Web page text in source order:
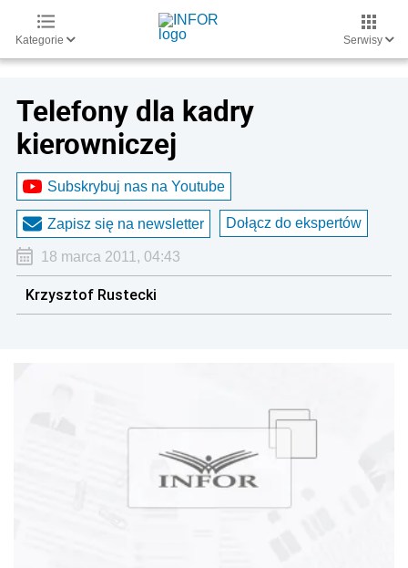
Kategorie Serwisy
Telefony dla kadry
kierowniczej
Subskrybuj nas na Youtube
Zapisz się na newsletter Dołącz do ekspertów
18 marca 2011, 04:43
Krzysztof Rustecki